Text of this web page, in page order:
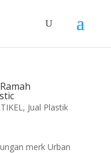
, Jual Plastik
merk Urban